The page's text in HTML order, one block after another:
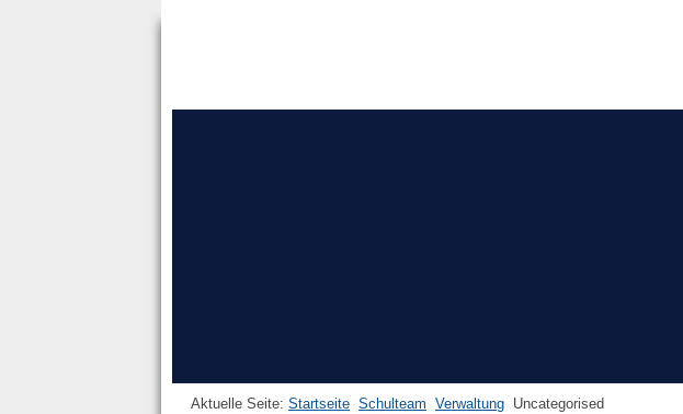
Aktuelle Seite: Startseite Schulteam Verwaltung Uncategorised